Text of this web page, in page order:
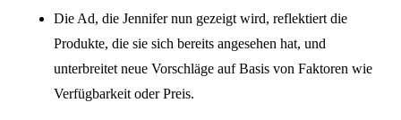
Die Ad, die Jennifer nun gezeigt wird, reflektiert die
Produkte, die sie sich bereits angesehen hat, und
unterbreitet neue Vorschläge auf Basis von Faktoren wie
Verfügbarkeit oder Preis.